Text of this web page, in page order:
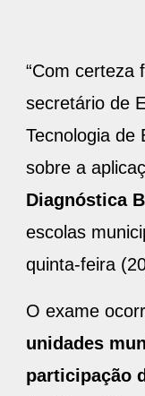
“Com certeza
secretário de
Tecnologia de
sobre a
Diagnóstica
escolas
quinta-feira
O exame
unidades
participação